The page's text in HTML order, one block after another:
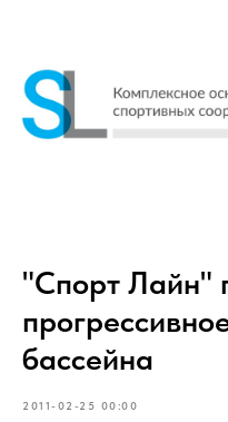
"Спорт Лайн"
бассейна
2011-02-25 00:00